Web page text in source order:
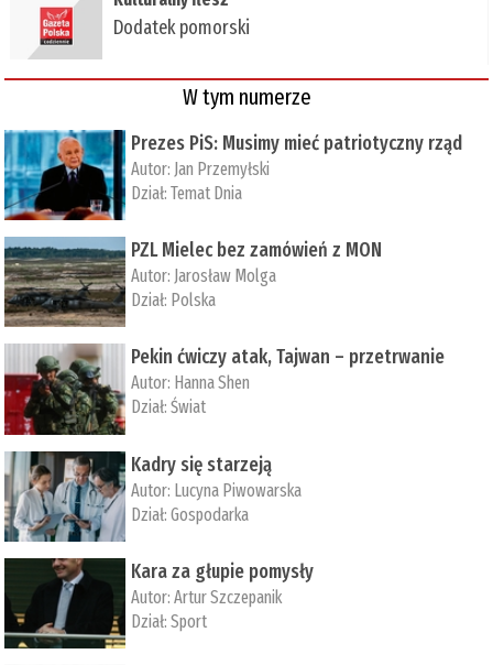
Dodatek pomorski
W tym numerze
Prezes PiS: Musimy mieć patriotyczny rząd
Autor: Jan Przemyłski
Dział:Temat Dnia
PZL Mielec bez zamówień z MON
Autor: Jarosław Molga
Dział: Polska
Pekin ćwiczy atak, Tajwan – przetrwanie
Autor: ­Hanna Shen
Dział:Świat
Kadry się starzeją
Autor: Lucyna Piwowarska
Dział:Gospodarka
Kara za głupie pomysły
Autor:Artur Szczepanik
Dział:Sport